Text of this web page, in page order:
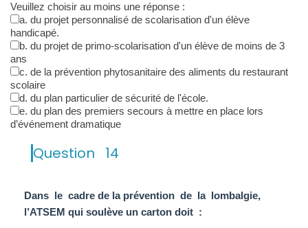
Veuillez choisir au moins une réponse :
a. du projet personnalisé de scolarisation d'un élève
handicapé.
b. du projet de primo-scolarisation d'un élève de moins de 3
ans
c. de la prévention phytosanitaire des aliments du restaurant
scolaire
d. du plan particulier de sécurité de l'école.
e. du plan des premiers secours à mettre en place lors
d’événement dramatique
Question 14
Dans le cadre de la prévention de la lombalgie,
l’ATSEM qui soulève un carton doit :